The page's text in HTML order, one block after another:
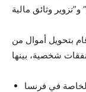
بتحويل أموال من
في فرنسا